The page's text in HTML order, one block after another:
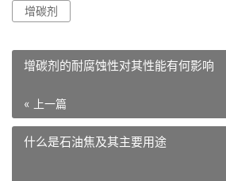
增碳剂
增碳剂的耐腐蚀性对其性能有何影响
« 上一篇
什么是石油焦及其主要用途